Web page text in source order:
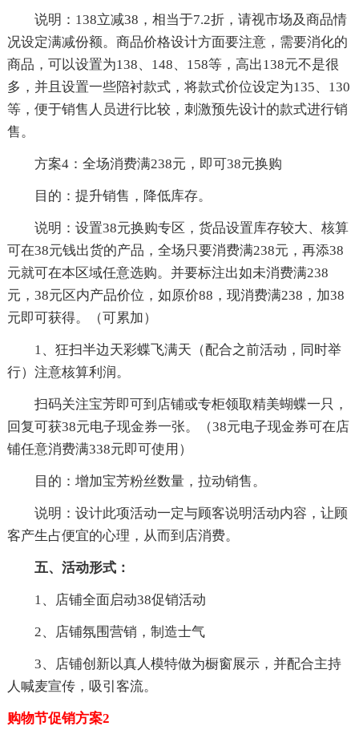
说明：138立减38，相当于7.2折，请视市场及商品情
况设定满减份额。商品价格设计方面要注意，需要消化的
商品，可以设置为138、148、158等，高出138元不是很
多，并且设置一些陪衬款式，将款式价位设定为135、130
等，便于销售人员进行比较，刺激预先设计的款式进行销
售。
方案4：全场消费满238元，即可38元换购
目的：提升销售，降低库存。
说明：设置38元换购专区，货品设置库存较大、核算
可在38元钱出货的产品，全场只要消费满238元，再添38
元就可在本区域任意选购。并要标注出如未消费满238
元，38元区内产品价位，如原价88，现消费满238，加38
元即可获得。（可累加）
1、狂扫半边天彩蝶飞满天（配合之前活动，同时举
行）注意核算利润。
扫码关注宝芳即可到店铺或专柜领取精美蝴蝶一只，
回复可获38元电子现金券一张。（38元电子现金券可在店
铺任意消费满338元即可使用）
目的：增加宝芳粉丝数量，拉动销售。
说明：设计此项活动一定与顾客说明活动内容，让顾
客产生占便宜的心理，从而到店消费。
五、活动形式：
1、店铺全面启动38促销活动
2、店铺氛围营销，制造士气
3、店铺创新以真人模特做为橱窗展示，并配合主持
人喊麦宣传，吸引客流。
购物节促销方案2